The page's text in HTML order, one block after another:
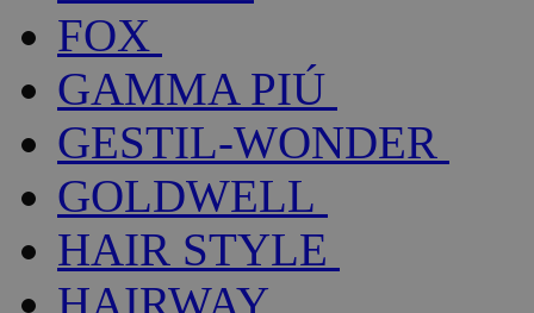
FOX
GAMMA PIÚ
GESTIL-WONDER
GOLDWELL
HAIR STYLE